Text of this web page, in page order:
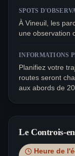
SPOTS
À Vineuil, les
une observation
INFORMATIONS
Planifiez votre
routes seront
aux abords de
Le Controis-
Heure de